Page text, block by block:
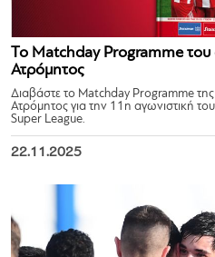
Το Matchday Programme
Ατρόμητος
Διαβάστε το Matchday Programme
Ατρόμητος για την 11η αγωνιστική
Super League.
22.11.2025